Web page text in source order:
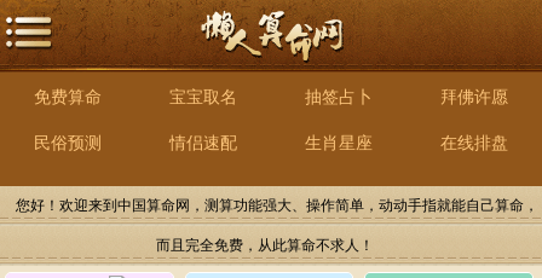
免费算命 宝宝取名 抽签占卜 拜佛许愿
民俗预测 情侣速配 生肖星座 在线排盘
您好！欢迎来到中国算命网，测算功能强大、操作简单，动动手指就能自己算命，
而且完全免费，从此算命不求人！